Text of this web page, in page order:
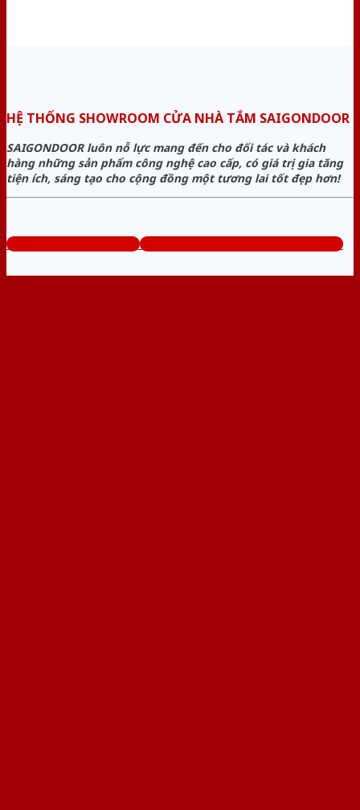
HỆ THỐNG SHOWROOM CỬA NHÀ TẮM SAIGONDOOR
SAIGONDOOR luôn nỗ lực mang đến cho đối tác và khách
hàng những sản phẩm công nghệ cao cấp, có giá trị gia tăng
tiện ích, sáng tạo cho cộng đồng một tương lai tốt đẹp hơn!
www.cuanhuavango.com Tổng đài tư vấn miễn phí: 0824.400.400